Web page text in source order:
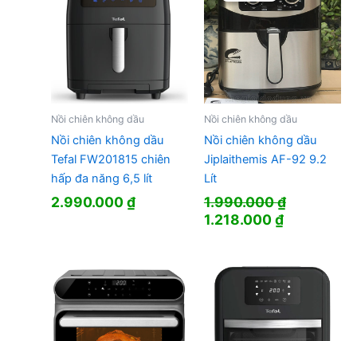
Nồi chiên không dầu
Nồi chiên không dầu
Tefal FW201815 chiên
hấp đa năng 6,5 lít
2.990.000₫
Nồi chiên không dầu
Nồi chiên không dầu
Jiplaithemis AF-92 9.2
Lít
1.990.000₫
Giá
1.990.000 ₫.
1.218.000₫Giá
là:
1.218.000